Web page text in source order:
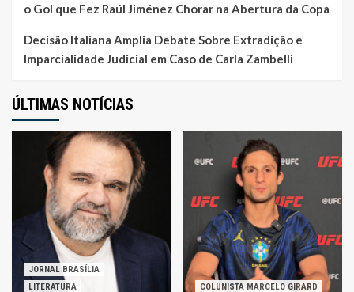
o Gol que Fez Raúl Jiménez Chorar na Abertura da Copa
Decisão Italiana Amplia Debate Sobre Extradição e
Imparcialidade Judicial em Caso de Carla Zambelli
ÚLTIMAS NOTÍCIAS
JORNAL BRASÍLIA
LITERATURA
COLUNISTA MARCELO GIRARD